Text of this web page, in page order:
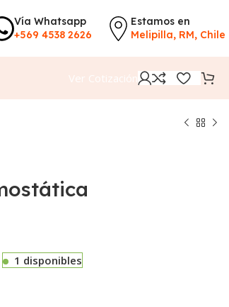
Vía Whatsapp
+569 4538 2626
Estamos en
Melipilla, RM, Chile
Ver Cotización
1 disponibles